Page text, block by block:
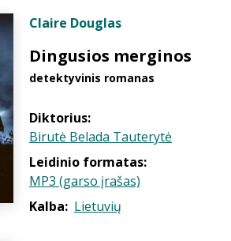
Claire Douglas
Dingusios merginos
detektyvinis romanas
Diktorius:
Birutė Belada Tauterytė
Leidinio formatas:
MP3 (garso įrašas)
Kalba: Lietuvių